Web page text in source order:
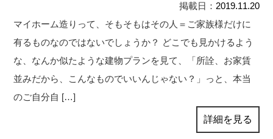
掲載日： 2019.11.20
マイホーム造りって、そもそもはその人＝ご家族様だけに
有るものなのではないでしょうか？ どこでも見かけるよう
な、なんか似たような建物プランを見て、「所詮、お家賃
並みだから、こんなものでいいんじゃない？」っと、本当
のご自分自 […]
詳細を見る